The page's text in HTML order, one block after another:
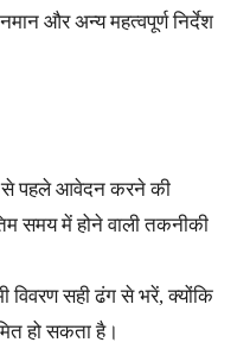
और अन्य महत्वपूर्ण निर्देश
से पहले आवेदन करने की
समय में होने वाली तकनीकी
सही ढंग से भरें, क्योंकि
हो सकता है।